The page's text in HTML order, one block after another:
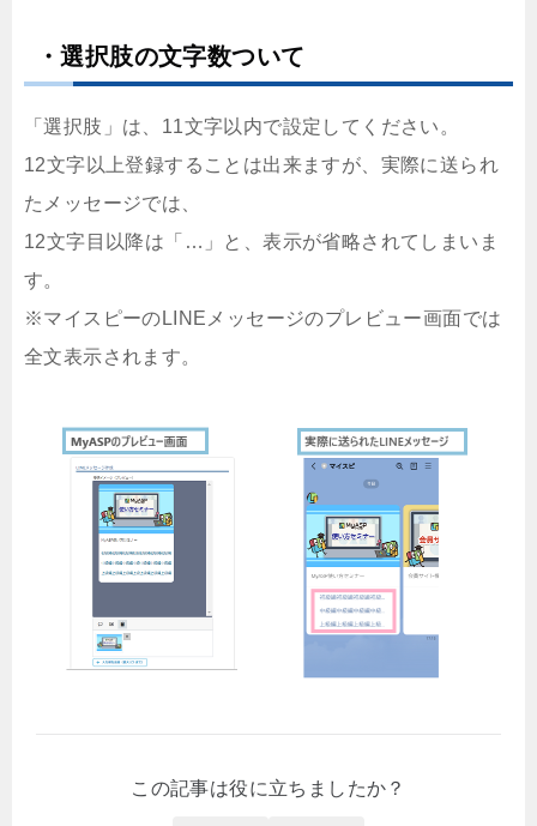
・選択肢の文字数ついて
「選択肢」は、11文字以内で設定してください。
12文字以上登録することは出来ますが、実際に送られ
たメッセージでは、
12文字目以降は「…」と、表示が省略されてしまいま
す。
※マイスピーのLINEメッセージのプレビュー画面では
全文表示されます。
この記事は役に立ちましたか？